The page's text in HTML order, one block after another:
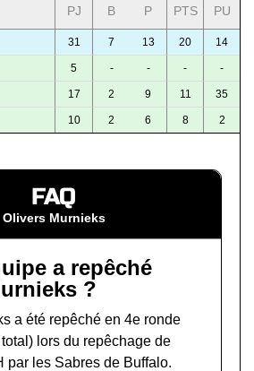
PJ B P PTS PU
31 7 13 20 14
5 - - - -
17 2 9 11 35
10 2 6 8 2
FAQ
Olivers Murnieks
a repêché
?
a été repêché en 4e ronde
lors du repêchage de
par les Sabres de Buffalo.